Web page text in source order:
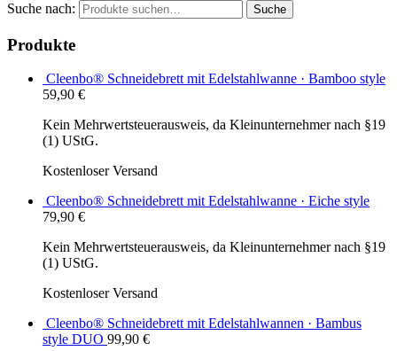
Suche nach: Suche
Produkte
Cleenbo® Schneidebrett mit Edelstahlwanne · Bamboo style
59,90 €
Kein Mehrwertsteuerausweis, da Kleinunternehmer nach §19
(1) UStG.
Kostenloser Versand
Cleenbo® Schneidebrett mit Edelstahlwanne · Eiche style
79,90 €
Kein Mehrwertsteuerausweis, da Kleinunternehmer nach §19
(1) UStG.
Kostenloser Versand
Cleenbo® Schneidebrett mit Edelstahlwannen · Bambus
style DUO 99,90 €